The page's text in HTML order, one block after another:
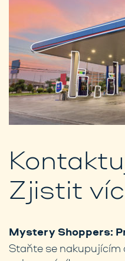
Zjistit
Mystery Shoppers:
Staňte se nakupujícím